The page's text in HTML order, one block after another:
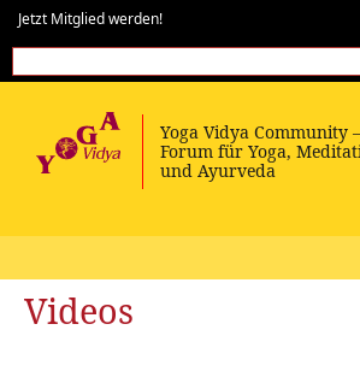
Jetzt Mitglied werden!
Videos